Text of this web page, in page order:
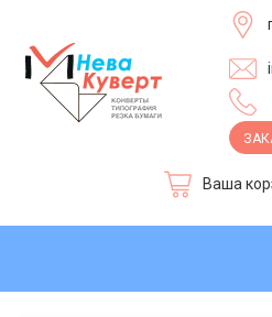
Ваша